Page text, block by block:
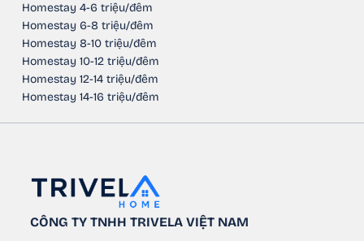
Homestay 4-6 triệu/đêm
Homestay 6-8 triệu/đêm
Homestay 8-10 triệu/đêm
Homestay 10-12 triệu/đêm
Homestay 12-14 triệu/đêm
Homestay 14-16 triệu/đêm
CÔNG TY TNHH TRIVELA VIỆT NAM